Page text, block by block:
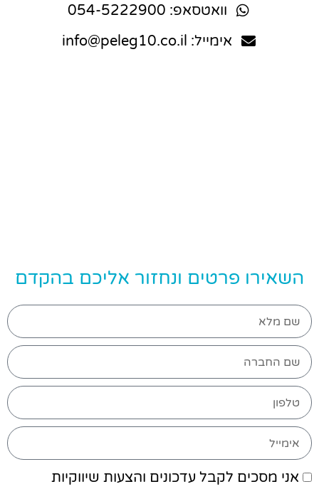
וואטסאפ: 054-5222900
אימייל: info@peleg10.co.il
השאירו פרטים ונחזור אליכם בהקדם
אני מסכים לקבל עדכונים והצעות שיווקיות